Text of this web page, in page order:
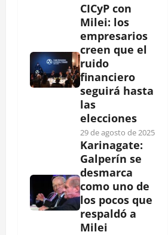
CICyP con
Milei: los
empresarios
creen que el
ruido
financiero
seguirá hasta
las
elecciones
29 de agosto de 2025
Karinagate:
Galperín se
desmarca
como uno de
los pocos que
respaldó a
Milei